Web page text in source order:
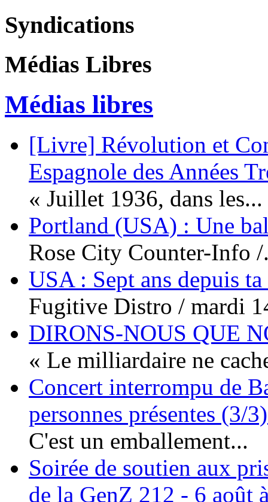
Syndications
Médias Libres
Médias libres
[Livre] Révolution et
Espagnole des Années
« Juillet 1936, dans les...
Portland (USA) : Une
Rose City Counter-Info /
USA : Sept ans depuis
Fugitive Distro / mardi
DIRONS-NOUS QUE
« Le milliardaire ne
Concert interrompu de
personnes présentes (3/
C'est un emballement...
Soirée de soutien aux
de la GenZ 212 - 6 août